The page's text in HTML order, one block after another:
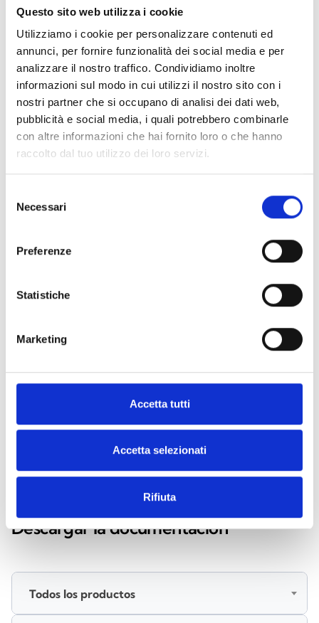
Questo sito web utilizza i cookie
Utilizziamo i cookie per personalizzare contenuti ed
annunci, per fornire funzionalità dei social media e per
analizzare il nostro traffico. Condividiamo inoltre
informazioni sul modo in cui utilizzi il nostro sito con i
nostri partner che si occupano di analisi dei dati web,
pubblicità e social media, i quali potrebbero combinarle
con altre informazioni che hai fornito loro o che hanno
raccolto dal tuo utilizzo dei loro servizi.
delNecessari
Preferenze
Statistiche
Marketing
Accetta tutti
Accetta selezionati
Rifiuta
dedicado a ti.
Descargar InimTech Security
Escanea el código QR o toca el
Descargar la versión para
Escanea el código QR o toca el
Descargar
DOCUMENTACIÓN
Descargar la documentación
Todos los productos